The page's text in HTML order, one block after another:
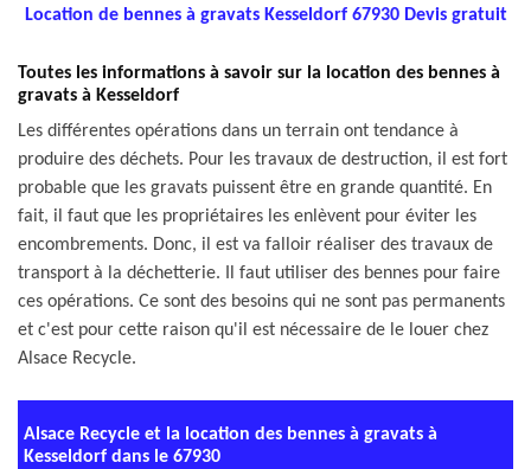
Location de bennes à gravats Kesseldorf 67930 Devis gratuit
Toutes les informations à savoir sur la location des bennes à
gravats à Kesseldorf
Les différentes opérations dans un terrain ont tendance à
produire des déchets. Pour les travaux de destruction, il est fort
probable que les gravats puissent être en grande quantité. En
fait, il faut que les propriétaires les enlèvent pour éviter les
encombrements. Donc, il est va falloir réaliser des travaux de
transport à la déchetterie. Il faut utiliser des bennes pour faire
ces opérations. Ce sont des besoins qui ne sont pas permanents
et c'est pour cette raison qu'il est nécessaire de le louer chez
Alsace Recycle.
Alsace Recycle et la location des bennes à gravats à
Kesseldorf dans le 67930